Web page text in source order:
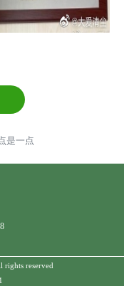
是一点
rights reserved